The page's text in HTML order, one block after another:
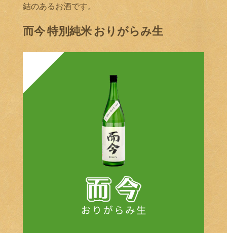
結のあるお酒です。
而今 特別純米 おりがらみ生